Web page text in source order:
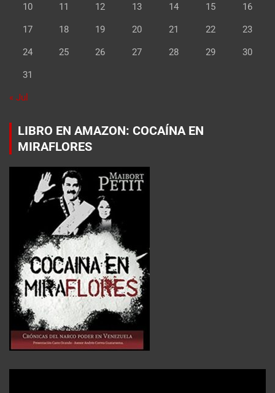
10 11 12 13 14 15 16
17 18 19 20 21 22 23
24 25 26 27 28 29 30
31
« Jul
LIBRO EN AMAZON: COCAÍNA EN
MIRAFLORES